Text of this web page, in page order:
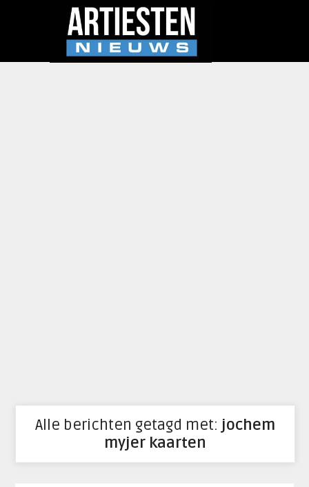
Alle berichten getagd met: jochem
myjer kaarten